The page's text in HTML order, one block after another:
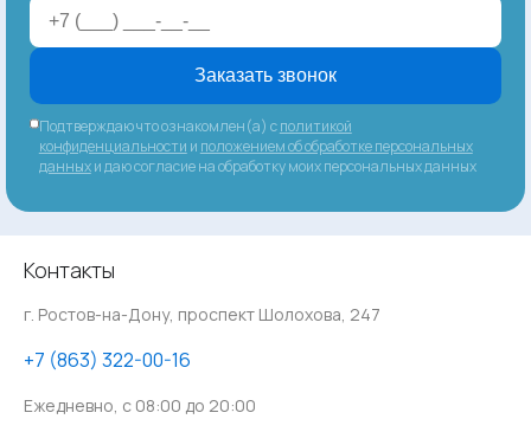
Заказать звонок
Подтверждаю что ознакомлен(а) сполитикой
конфиденциальности и положением об обработке персональных
данныхи даю согласие на обработку моих персональных данных
Контакты
г. Ростов-на-Дону, проспект Шолохова, 247
‪+7 (863) 322-00-16
Ежедневно, с 08:00 до 20:00